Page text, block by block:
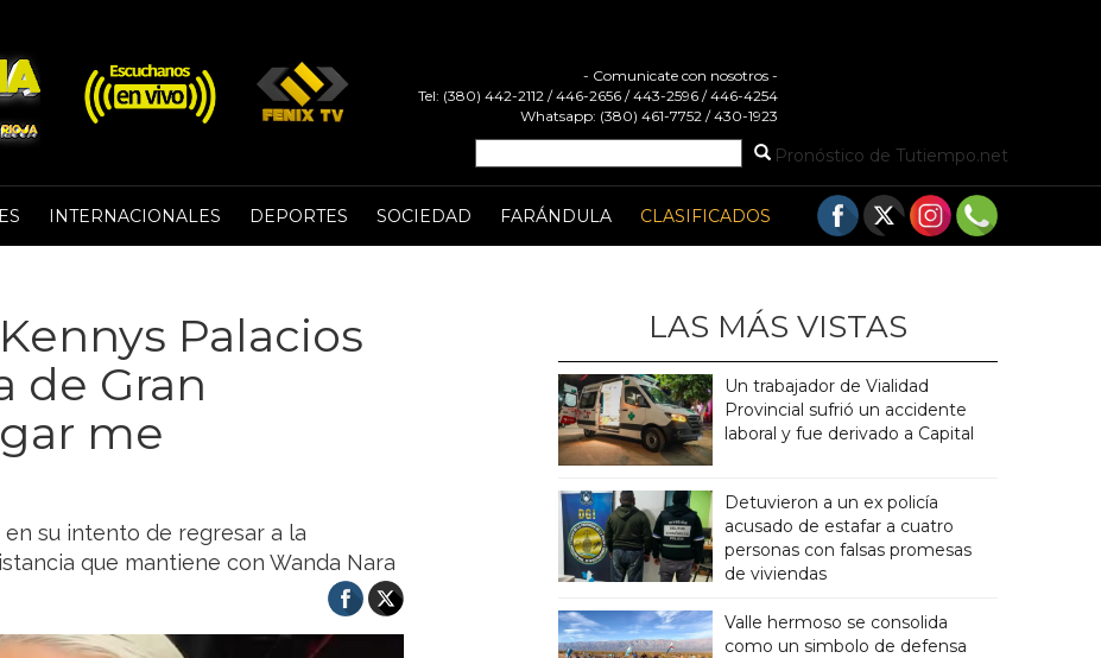
- Comunicate con nosotros -
Tel: (380) 442-2112 / 446-2656 / 443-2596 / 446-4254
Whatsapp: (380) 461-7752 / 430-1923
Pronóstico de Tutiempo.net
INTERNACIONALES DEPORTES SOCIEDAD FARÁNDULA CLASIFICADOS
Palacios
de Gran
me
su intento de regresar a la
que mantiene con Wanda Nara
LAS MÁS VISTAS
Un trabajador de Vialidad
Provincial sufrió un accidente
laboral y fue derivado a Capital
Detuvieron a un ex policía
acusado de estafar a cuatro
personas con falsas promesas
de viviendas
Valle hermoso se consolida
como un simbolo de defensa